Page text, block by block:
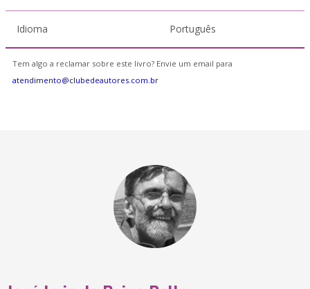
Idioma Português
Tem algo a reclamar sobre este livro? Envie um email para
atendimento@clubedeautores.com.br